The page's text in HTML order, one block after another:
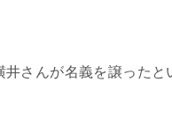
井さんが名義を譲ったと